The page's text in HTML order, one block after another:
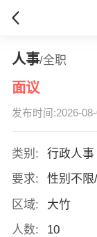
人事/全职
面议
发布时间:2026-
类别:
行政人事
要求:
性别不
区域:
大竹
人数:
10